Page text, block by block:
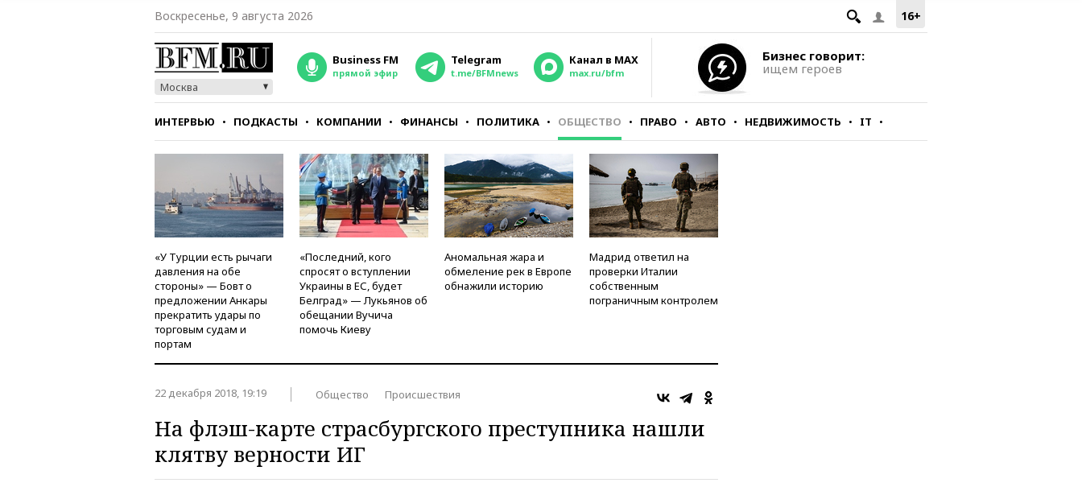
16+
Воскресенье, 9 августа 2026
Москва
Business FM
прямой эфир
Telegram
t.me/BFMnews
Канал в MAX
max.ru/bfm
Бизнес говорит:
ищем героев
ИНТЕРВЬЮ ПОДКАСТЫ КОМПАНИИ ФИНАНСЫ ПОЛИТИКА ОБЩЕСТВО ПРАВО АВТО НЕДВИЖИМОСТЬ IT
СТИЛЬ ТЕСТЫ
«У Турции есть рычаги
давления на обе
стороны» — Бовт о
предложении Анкары
прекратить удары по
торговым судам и
портам
«Последний, кого
спросят о вступлении
Украины в ЕС, будет
Белград» — Лукьянов об
обещании Вучича
помочь Киеву
Аномальная жара и
обмеление рек в Европе
обнажили историю
Мадрид ответил на
проверки Италии
собственным
пограничным контролем
22 декабря 2018, 19:19 Общество Происшествия
На флэш-карте страсбургского преступника нашли
клятву верности ИГ